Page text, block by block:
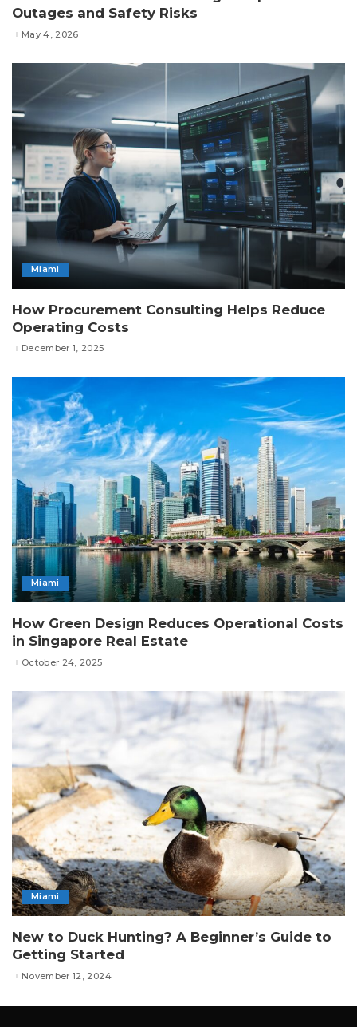
Outages and Safety Risks
May 4, 2026
Miami
How Procurement Consulting Helps Reduce
Operating Costs
December 1, 2025
Miami
How Green Design Reduces Operational Costs
in Singapore Real Estate
October 24, 2025
Miami
New to Duck Hunting? A Beginner’s Guide to
Getting Started
November 12, 2024